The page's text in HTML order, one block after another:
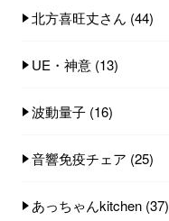
北方喜旺丈さん (44)
UE・神意 (13)
波動量子 (16)
音響免疫チェア (25)
あっちゃんkitchen (37)